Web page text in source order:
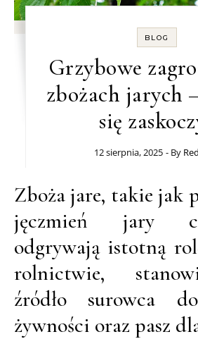
BLOG
Grzybowe
zbożach jarych
się
12 sierpnia, 2025 - By
Zboża jare, takie jak
jęczmień jary
odgrywają istotną
rolnictwie,
źródło surowca
żywności oraz pasz